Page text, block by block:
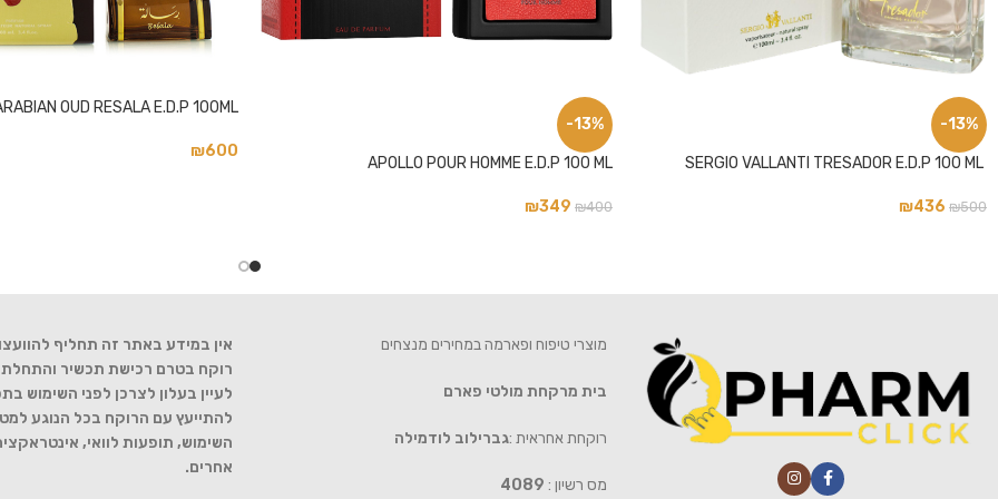
-13%
₪500
₪436
-13%
APOLLO POUR HOMME E.D.P 100 ML
₪400
₪349
OUD RESALA E.D.P 100ML
₪600
אין במידע באתר זה תחליף
רוקח בטרם רכישת תכשיר והתחלת
לעיין בעלון לצרכן לפני השימוש
להתייעץ עם הרוקח בכל הנוגע
השימוש, תופעות לוואי,
אחרים.
מוצרי טיפוח ופארמה במחירים מנצחים
בית מרקחת מולטי פארם
רוקחת אחראית :גברילוב לודמילה
מס רשיון : 4089